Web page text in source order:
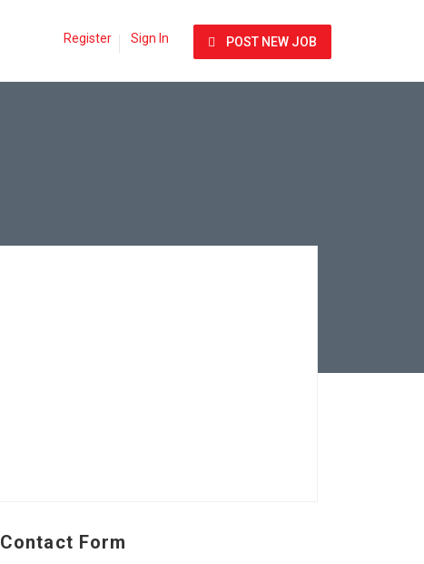
Register Sign In POST NEW JOB
Contact Form